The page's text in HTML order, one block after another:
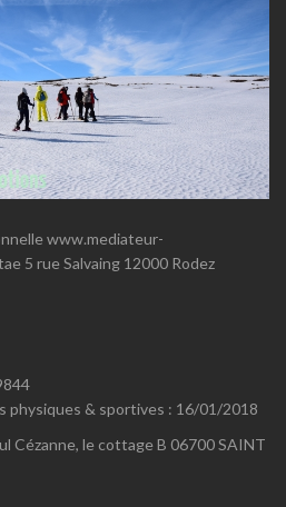
www.mediateur-
5 rue Salvaing 12000 Rodez
physiques & sportives : 16/01/2018
Cézanne, le cottage B 06700 SAINT